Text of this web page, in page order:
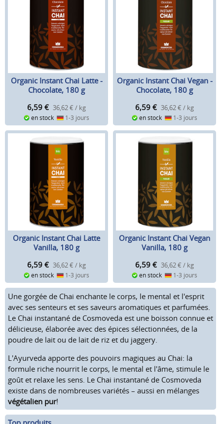
Organic Instant Chai Latte -
Chocolate, 180 g
6,59 € 36,62 € / kg
en stock 1-3 jours
Organic Instant Chai Vegan -
Chocolate, 180 g
6,59 € 36,62 € / kg
en stock 1-3 jours
Organic Instant Chai Latte
Vanilla, 180 g
6,59 € 36,62 € / kg
en stock 1-3 jours
Organic Instant Chai Vegan
Vanilla, 180 g
6,59 € 36,62 € / kg
en stock 1-3 jours
Une gorgée de Chai enchante le corps, le mental et l'esprit
avec ses senteurs et ses saveurs aromatiques et parfumées.
Le Chai instantané de Cosmoveda est une boisson connue et
délicieuse, élaborée avec des épices sélectionnées, de la
poudre de lait ou de lait de riz et du jaggery.
L'Ayurveda apporte des pouvoirs magiques au Chai: la
formule riche nourrit le corps, le mental et l'âme, stimule le
goût et relaxe les sens. Le Chai instantané de Cosmoveda
existe dans de nombreuses variétés – aussi en mélanges
végétalien pur!